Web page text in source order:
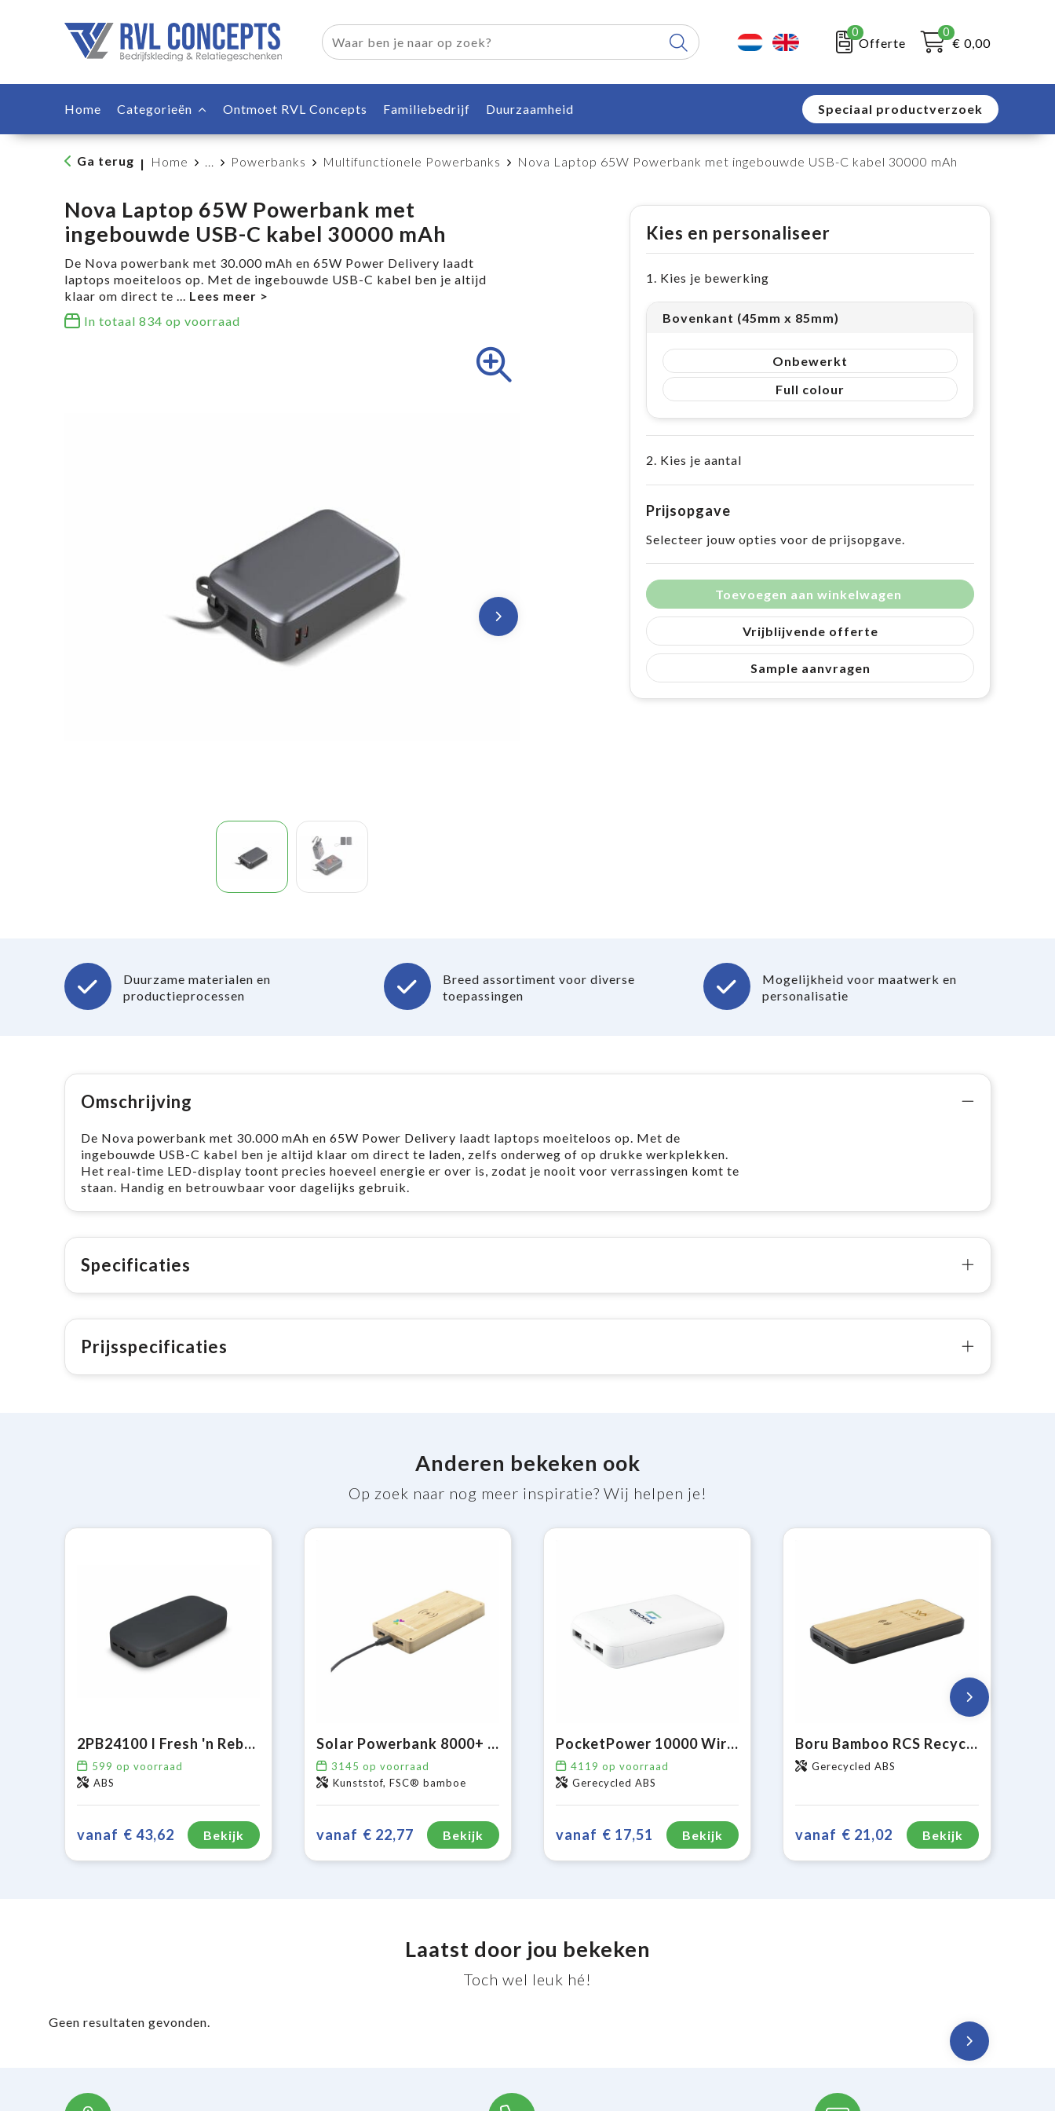
0
Offerte
0
€ 0,00
Home Categorieën Ontmoet RVL Concepts Familiebedrijf Duurzaamheid Speciaal productverzoek
Ga terug | Home ... Powerbanks Multifunctionele Powerbanks Nova Laptop 65W Powerbank met ingebouwde USB-C kabel 30000 mAh
Nova Laptop 65W Powerbank met
ingebouwde USB-C kabel 30000 mAh
De Nova powerbank met 30.000 mAh en 65W Power Delivery laadt
laptops moeiteloos op. Met de ingebouwde USB-C kabel ben je altijd
klaar om direct te ...
In totaal 834 op voorraad
Kies en personaliseer
1. Kies je bewerking
Bovenkant (45mm x 85mm)
Onbewerkt
Full colour
2. Kies je aantal
Prijsopgave
Selecteer jouw opties voor de prijsopgave.
Toevoegen aan winkelwagen
Vrijblijvende offerte
Sample aanvragen
Duurzame materialen en
productieprocessen
Breed assortiment voor diverse
toepassingen
Mogelijkheid voor maatwerk en
personalisatie
Omschrijving
De Nova powerbank met 30.000 mAh en 65W Power Delivery laadt laptops moeiteloos op. Met de
ingebouwde USB-C kabel ben je altijd klaar om direct te laden, zelfs onderweg of op drukke werkplekken.
Het real-time LED-display toont precies hoeveel energie er over is, zodat je nooit voor verrassingen komt te
staan. Handig en betrouwbaar voor dagelijks gebruik.
Specificaties
Prijsspecificaties
Anderen bekeken ook
Op zoek naar nog meer inspiratie? Wij helpen je!
2PB24100 I Fresh 'n Rebel USB-C Powerbank 24000mAh
599 op voorraad
ABS
vanaf € 43,62 Bekijk
Solar Powerbank 8000+ Wireless Charger externe oplader
3145 op voorraad
Kunststof, FSC® bamboe
vanaf € 22,77 Bekijk
PocketPower 10000 Wireless Powerbank draadloze oplader
4119 op voorraad
Gerecycled ABS
vanaf € 17,51 Bekijk
Boru Bamboo RCS Recycled ABS Powerbank Wireless Charger
Gerecycled ABS
vanaf € 21,02 Bekijk
Laatst door jou bekeken
Toch wel leuk hé!
Geen resultaten gevonden.